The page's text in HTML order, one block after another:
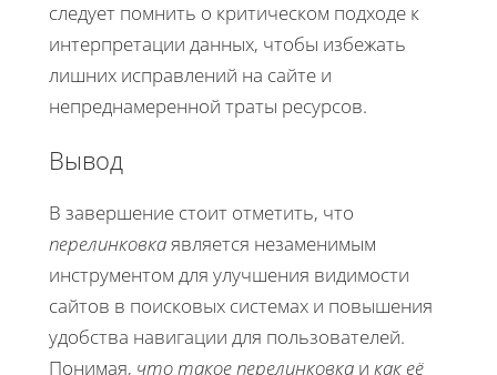
следует помнить о критическом подходе к
интерпретации данных, чтобы избежать
лишних исправлений на сайте и
непреднамеренной траты ресурсов.
Вывод
В завершение стоит отметить, что
перелинковкаявляется незаменимым
инструментом для улучшения видимости
сайтов в поисковых системах и повышения
удобства навигации для пользователей.
Понимая, что такое перелинковка и как её